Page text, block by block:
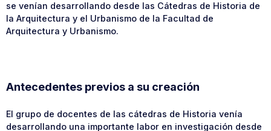
se venían desarrollando desde las Cátedras de Historia de
la Arquitectura y el Urbanismo de la Facultad de
Arquitectura y Urbanismo.
Antecedentes previos a su creación
El grupo de docentes de las cátedras de Historia venía
desarrollando una importante labor en investigación desde